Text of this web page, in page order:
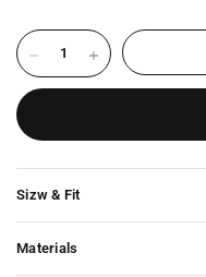
Sizw & Fit
Materials